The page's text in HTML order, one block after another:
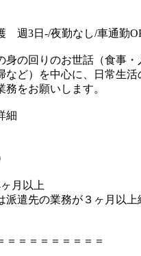
週3日-/夜勤なし/車通勤
身の回りのお世話（食事
など）を中心に、日常生
務をお願いします。
細
月以上
派遣先の業務が３ヶ月以
＝＝＝＝＝＝＝＝＝